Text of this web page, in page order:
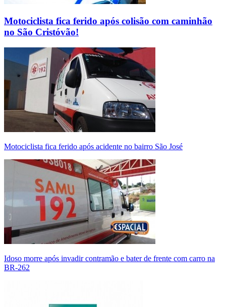
Motociclista fica ferido após colisão com caminhão
no São Cristóvão!
Motociclista fica ferido após acidente no bairro São José
Idoso morre após invadir contramão e bater de frente com carro na
BR-262